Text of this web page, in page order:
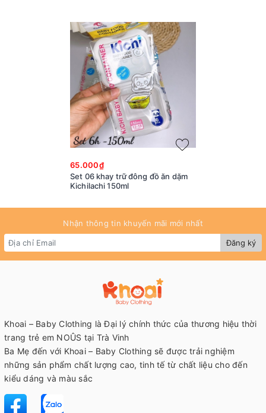
65.000₫
Set 06 khay trữ đông đồ ăn dặm
Kichilachi 150ml
Nhận thông tin khuyến mãi mới nhất
Đăng ký
Khoai – Baby Clothing là Đại lý chính thức của thương hiệu thời
trang trẻ em NOÛS tại Trà Vinh
Ba Mẹ đến với Khoai – Baby Clothing sẽ được trải nghiệm
những sản phẩm chất lượng cao, tinh tế từ chất liệu cho đến
kiểu dáng và màu sắc